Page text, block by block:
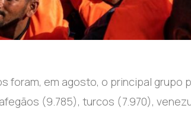
foram, em agosto, o principal grupo
(9.785), turcos (7.970),